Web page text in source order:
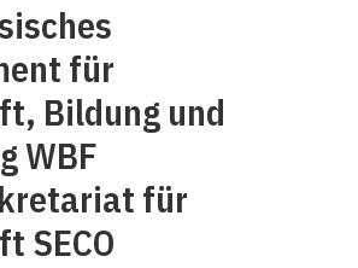
für
Bildung und
WBF
für
SECO